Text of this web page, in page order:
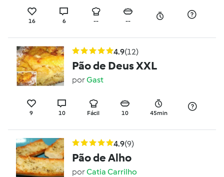
16 6 -- --
4.9(12)
Pão de Deus XXL
porGast
9 10 Fácil 10 45min
4.9(9)
Pão de Alho
porCatia Carrilho